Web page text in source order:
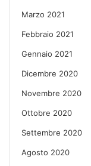
Marzo 2021
Febbraio 2021
Gennaio 2021
Dicembre 2020
Novembre 2020
Ottobre 2020
Settembre 2020
Agosto 2020